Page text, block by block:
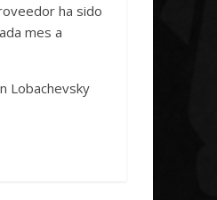
ha sido
mes a
Lobachevsky